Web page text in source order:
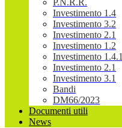
P.N.R.R.
Investimento 1.4
Investimento 3.2
Investimento 2.1
Investimento 1.2
Investimento 1.4.1
Investimento 2.1
Investimento 3.1
Bandi
DM66/2023
Documenti utili
News